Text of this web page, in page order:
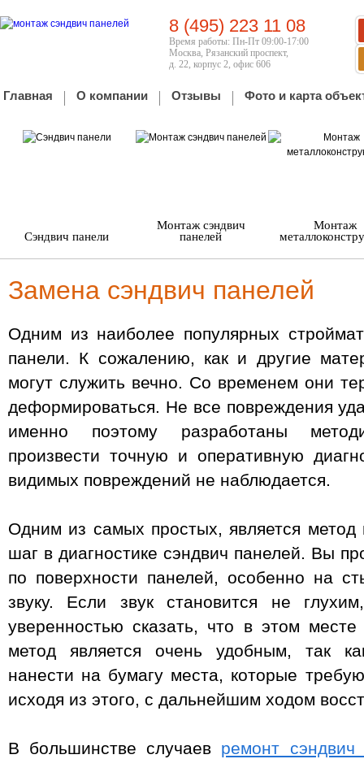
8 (495) 223 11 08
Время работы: Пн-Пт 09:00-17:00
Москва, Рязанский проспект,
д. 22, корпус 2, офис 606
Главная О компании Отзывы Фото и карта
Сэндвич панели
Монтаж сэндвич
панелей
Монтаж
Замена сэндвич панелей
Одним из наиболее популярных
панели. К сожалению, как и другие
могут служить вечно. Со временем они
деформироваться. Не все повреждения
именно поэтому разработаны
произвести точную и оперативную
видимых повреждений не наблюдается.
Одним из самых простых, является метод
шаг в диагностике сэндвич панелей. Вы
по поверхности панелей, особенно на
звуку. Если звук становится не
уверенностью сказать, что в этом
метод является очень удобным, так
нанести на бумагу места, которые
исходя из этого, с дальнейшим ходом
В большинстве случаев ремонт сэндвич